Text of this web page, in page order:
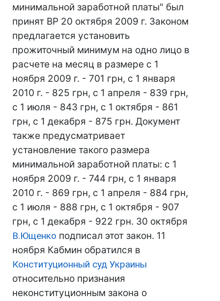
минимальной заработной платы" был
принят ВР 20 октября 2009 г. Законом
предлагается установить
прожиточный минимум на одно лицо в
расчете на месяц в размере с 1
ноября 2009 г. - 701 грн, с 1 января
2010 г. - 825 грн, с 1 апреля - 839 грн,
с 1 июля - 843 грн, с 1 октября - 861
грн, с 1 декабря - 875 грн. Документ
также предусматривает
установление такого размера
минимальной заработной платы: с 1
ноября 2009 г. - 744 грн, с 1 января
2010 г. - 869 грн, с 1 апреля - 884 грн,
с 1 июля - 888 грн, с 1 октября - 907
грн, с 1 декабря - 922 грн. 30 октября
В.Ющенко подписал этот закон. 11
ноября Кабмин обратился в
Конституционный суд Украины
относительно признания
неконституционным закона о